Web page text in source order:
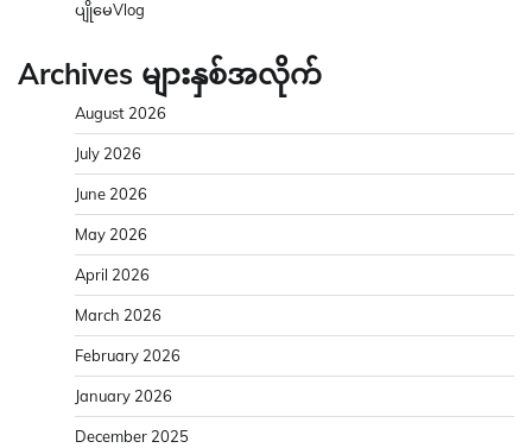
ပျိုမေVlog
Archives များနှစ်အလိုက်
August 2026
July 2026
June 2026
May 2026
April 2026
March 2026
February 2026
January 2026
December 2025